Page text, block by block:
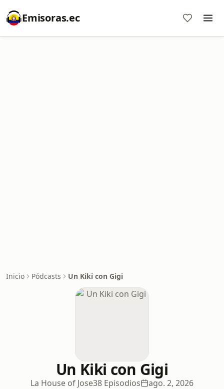
Emisoras.ec
Inicio Pódcasts Un Kiki con Gigi
Un Kiki con Gigi
La House of Jose38 Episodios ago. 2, 2026